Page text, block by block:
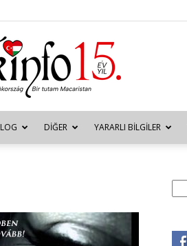
Türkinfo
DIĞER YARARLI BILGILER